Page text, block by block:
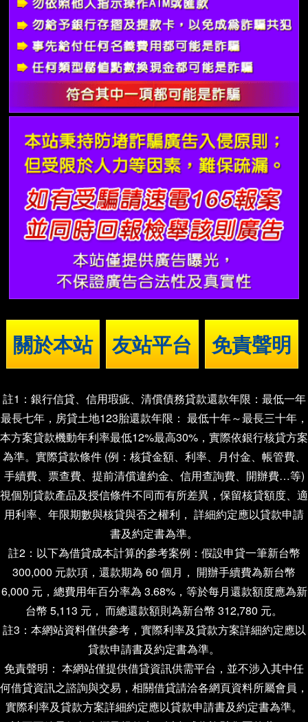
關於本站 友站平台 免責聲明
註1：銀行信貸、信用瑕疵、清償債務貸款還款年限：最低一年
最長七年，房貸土地123胎還款年限： 最低十年～最長三十年，
本方案貸款機動年利率最低12%最高30%，實際依銀行核貸方案
為準。實際貸款條件 (例：核貸金額、利率、月付金、帳管費、
手續費、票查費、提前清償違約金、信用查詢費、開辦費…等)
視個別貸款產品及授信條件不同而有所差異，保留核貸額度、適
用利率、年限期數與核貸與否之權利， 詳細約定應以貸款申請
書及約定書為準。
註2：以下為借貸成本計算的參考案例：假設申貸一筆新台幣
300,000 元款項，還款期為 60 個月， 開辦手續費為新台幣
6,000 元，總費用年百分率為 3.68%，等於每月還款額度應為新
台幣 5,113 元， 而總還款額則為新台幣 312,780 元。
註3：本網站資料僅供參考，實際利率及貸款方案詳細約定應以
貸款申請書及約定書為準。
免責聲明： 本網站僅提供借貸資訊供需平台，並不涉入其中任
何借貸資訊之諮詢與交易，相關借貸請洽各網頁資料所屬會員，
實際利率及貸款方案詳細約定應以貸款申請書及約定書為準。